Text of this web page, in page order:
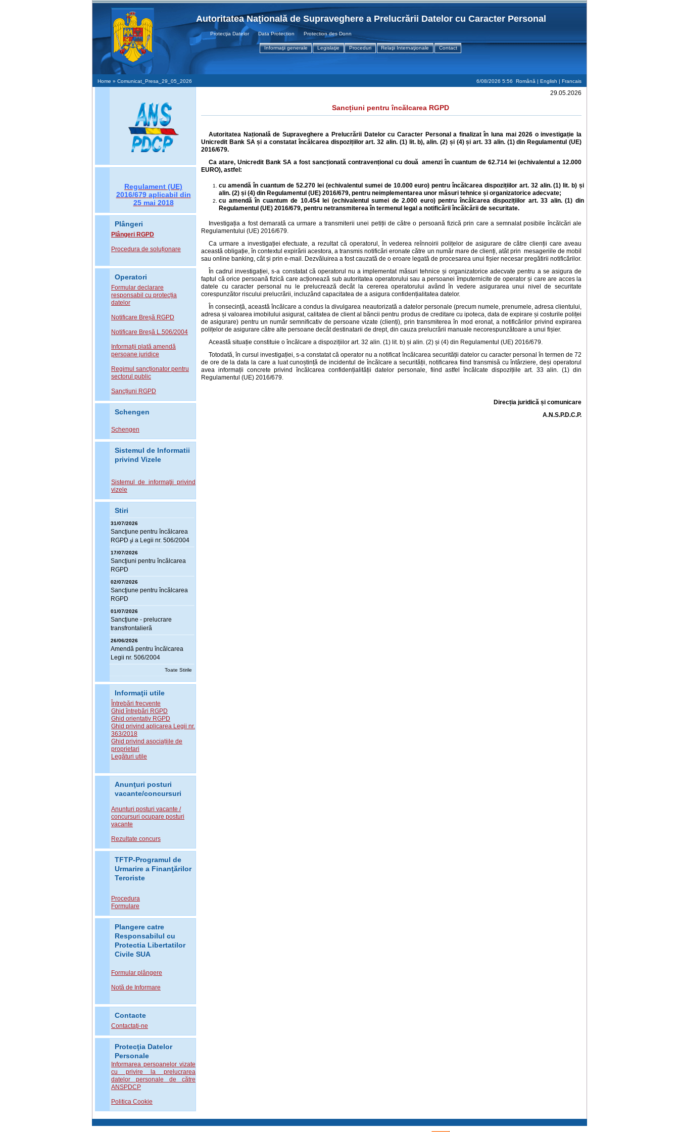
Autoritatea Naţională de Supraveghere a Prelucrării Datelor cu Caracter Personal
Protecţia Datelor Data Protection Protection des Donnees
Informaţii generale Legislaţie Proceduri Relaţii Internaţionale Contact
Home » Comunicat_Presa_29_05_2026 6/08/2026 5:56 Română | English | Francais
Regulament (UE)
2016/679 aplicabil din
25 mai 2018
Plângeri
Plângeri RGPD
Procedura de soluționare
Operatori
Formular declarare
responsabil cu protecția
datelor
Notificare Breșă RGPD
Notificare Breșă L.506/2004
Informații plată amendă
persoane juridice
Regimul sancționator pentru
sectorul public
Sancțiuni RGPD
Schengen
Schengen
Sistemul de Informatii
privind Vizele
Sistemul de informaţii privind
vizele
Stiri
31/07/2026
Sancţiune pentru încălcarea
RGPD şi a Legii nr. 506/2004
17/07/2026
Sancţiuni pentru încălcarea
RGPD
02/07/2026
Sancţiune pentru încălcarea
RGPD
01/07/2026
Sancţiune - prelucrare
transfrontalieră
26/06/2026
Amendă pentru încălcarea
Legii nr. 506/2004
Toate Stirile
Informaţii utile
Întrebări frecvente
Ghid întrebări RGPD
Ghid orientativ RGPD
Ghid privind aplicarea Legii nr.
363/2018
Ghid privind asociațiile de
proprietari
Legături utile
Anunţuri posturi
vacante/concursuri
Anunturi posturi vacante /
concursuri ocupare posturi
vacante
Rezultate concurs
TFTP-Programul de
Urmarire a Finanţărilor
Teroriste
Procedura
Formulare
Plangere catre
Responsabilul cu
Protectia Libertatilor
Civile SUA
Formular plângere
Notă de Informare
Contacte
Contactaţi-ne
Protecţia Datelor
Personale
Informarea persoanelor vizate
cu privire la prelucrarea
datelor personale de către
ANSPDCP
Politica Cookie
29.05.2026
Sancțiuni pentru încălcarea RGPD
Autoritatea Națională de Supraveghere a Prelucrării Datelor cu Caracter Personal a finalizat în luna mai 2026 o investigație la
Unicredit Bank SAși a constatat încălcarea dispozițiilor art. 32 alin. (1) lit. b), alin. (2) și (4) și art. 33 alin. (1) din Regulamentul (UE)
2016/679.
Ca atare, Unicredit Bank SA a fost sancționată contravențional cu două amenzi în cuantum de 62.714 lei (echivalentul a 12.000
EURO), astfel:
cu amendă în cuantum de 52.270 lei (echivalentul sumei de 10.000 euro) pentru încălcarea dispozițiilor art. 32 alin. (1) lit. b) și
alin. (2) și (4) din Regulamentul (UE) 2016/679, pentru neimplementarea unor măsuri tehnice și organizatorice adecvate;
cu amendă în cuantum de 10.454 lei (echivalentul sumei de 2.000 euro) pentru încălcarea dispozițiilor art. 33 alin. (1) din
Regulamentul (UE) 2016/679, pentru netransmiterea în termenul legal a notificării încălcării de securitate.
Investigația a fost demarată ca urmare a transmiterii unei petiții de către o persoană fizică prin care a semnalat posibile încălcări ale
Regulamentului (UE) 2016/679.
Ca urmare a investigației efectuate, a rezultat că operatorul, în vederea reînnoirii polițelor de asigurare de către clienții care aveau
această obligație, în contextul expirării acestora, a transmis notificări eronate către un număr mare de clienți, atât prin mesageriile de mobil
sau online banking, cât și prin e-mail. Dezvăluirea a fost cauzată de o eroare legată de procesarea unui fișier necesar pregătirii notificărilor.
În cadrul investigației, s-a constatat că operatorul nu a implementat măsuri tehnice și organizatorice adecvate pentru a se asigura de
faptul că orice persoană fizică care acționează sub autoritatea operatorului sau a persoanei împuternicite de operator și care are acces la
datele cu caracter personal nu le prelucrează decât la cererea operatorului având în vedere asigurarea unui nivel de securitate
corespunzător riscului prelucrării, incluzând capacitatea de a asigura confidențialitatea datelor.
În consecință, această încălcare a condus la divulgarea neautorizată a datelor personale (precum numele, prenumele, adresa clientului,
adresa și valoarea imobilului asigurat, calitatea de client al băncii pentru produs de creditare cu ipoteca, data de expirare și costurile poliței
de asigurare) pentru un număr semnificativ de persoane vizate (clienți), prin transmiterea în mod eronat, a notificărilor privind expirarea
polițelor de asigurare către alte persoane decât destinatarii de drept, din cauza prelucrării manuale necorespunzătoare a unui fișier.
Această situație constituie o încălcare a dispozițiilor art. 32 alin. (1) lit. b) și alin. (2) și (4) din Regulamentul (UE) 2016/679.
Totodată, în cursul investigației, s-a constatat că operator nu a notificat încălcarea securității datelor cu caracter personal în termen de 72
de ore de la data la care a luat cunoștință de incidentul de încălcare a securității, notificarea fiind transmisă cu întârziere, deși operatorul
avea informații concrete privind încălcarea confidențialității datelor personale, fiind astfel încălcate dispozițiile art. 33 alin. (1) din
Regulamentul (UE) 2016/679.
Direcția juridică și comunicare
A.N.S.P.D.C.P.